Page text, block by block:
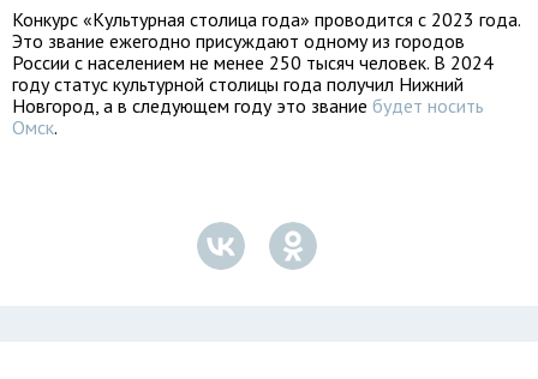
Конкурс «Культурная столица года» проводится с 2023 года.
Это звание ежегодно присуждают одному из городов
России с населением не менее 250 тысяч человек. В 2024
году статус культурной столицы года получил Нижний
Новгород, а в следующем году это звание будет носить
Омск.